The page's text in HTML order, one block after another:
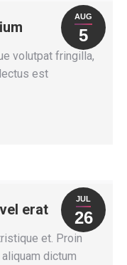
AUG
5
volutpat fringilla,
est
JUL
26
erat
et. Proin
dictum